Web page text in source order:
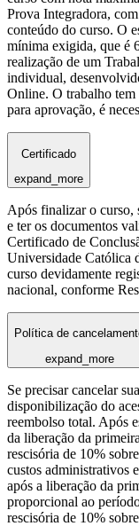
Prova Integradora,
conteúdo do curso. O
mínima exigida, que é
realização de um
individual,
Online. O trabalho tem
para aprovação, é
Certificado
expand_more
Após finalizar o curso,
e ter os documentos
Certificado de
Universidade Católica
curso devidamente
nacional, conforme
Política de
expand_more
Se precisar cancelar
disponibilização do
reembolso total. Após
da liberação da
rescisória de 10%
custos administrativos
após a liberação da
proporcional ao
rescisória de 10%